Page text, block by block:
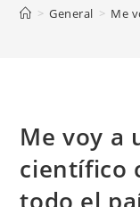
> General > Me
Me voy a
científico